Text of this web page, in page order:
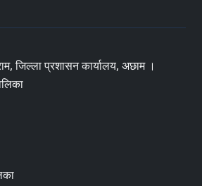
जिल्ला प्रशासन कार्यालय, अछाम ।